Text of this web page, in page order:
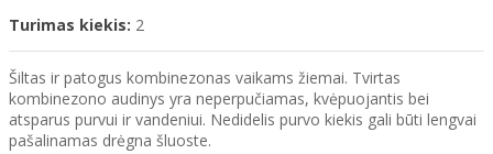
Turimas kiekis: 2
Šiltas ir patogus kombinezonas vaikams žiemai. Tvirtas
kombinezono audinys yra neperpučiamas, kvėpuojantis bei
atsparus purvui ir vandeniui. Nedidelis purvo kiekis gali būti lengvai
pašalinamas drėgna šluoste.